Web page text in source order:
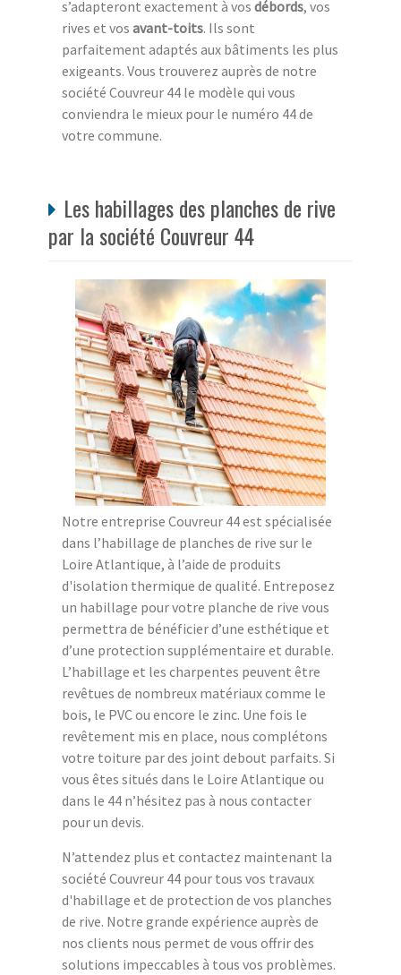
s’adapteront exactement à vos débords, vos
rives et vos avant-toits. Ils sont
parfaitement adaptés aux bâtiments les plus
exigeants. Vous trouverez auprès de notre
société Couvreur 44 le modèle qui vous
conviendra le mieux pour le numéro 44 de
votre commune.
Les habillages des planches de rive
par la société Couvreur 44
Notre entreprise Couvreur 44 est spécialisée
dans l’habillage de planches de rive sur le
Loire Atlantique, à l’aide de produits
d'isolation thermique de qualité. Entreposez
un habillage pour votre planche de rive vous
permettra de bénéficier d’une esthétique et
d’une protection supplémentaire et durable.
L’habillage et les charpentes peuvent être
revêtues de nombreux matériaux comme le
bois, le PVC ou encore le zinc. Une fois le
revêtement mis en place, nous complétons
votre toiture par des joint debout parfaits. Si
vous êtes situés dans le Loire Atlantique ou
dans le 44 n’hésitez pas à nous contacter
pour un devis.
N’attendez plus et contactez maintenant la
société Couvreur 44 pour tous vos travaux
d'habillage et de protection de vos planches
de rive. Notre grande expérience auprès de
nos clients nous permet de vous offrir des
solutions impeccables à tous vos problèmes.